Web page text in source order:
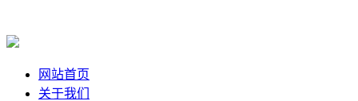
网站首页
关于我们